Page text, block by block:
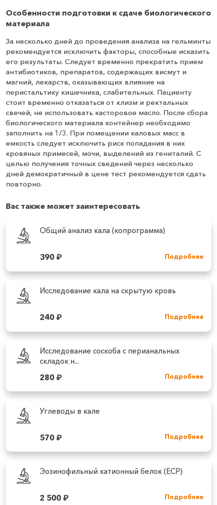
Особенности подготовки к сдаче биологического
материала
За несколько дней до проведения анализа на гельминты
рекомендуется исключить факторы, способные исказить
его результаты. Следует временно прекратить прием
антибиотиков, препаратов, содержащих висмут и
магний, лекарств, оказывающих влияние на
перистальтику кишечника, слабительных. Пациенту
стоит временно отказаться от клизм и ректальных
свечей, не использовать касторовое масло. После сбора
биологического материала контейнер необходимо
заполнить на 1/3. При помещении каловых масс в
емкость следует исключить риск попадания в них
кровяных примесей, мочи, выделений из гениталий. С
целью получения точных сведений через несколько
дней демократичный в цене тест рекомендуется сдать
повторно.
Вас также может заинтересовать
Общий анализ кала (копрограмма)
390₽ Подробнее
Исследование кала на скрытую кровь
240₽ Подробнее
Исследование соскоба с перианальных
складок н...
280₽ Подробнее
Углеводы в кале
570₽ Подробнее
Эозинофильный катионный белок (ECP)
2 500₽ Подробнее